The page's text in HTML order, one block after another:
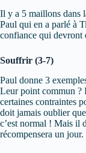
Il y a 5 maillons dans
Paul qui en a parlé à
confiance qui devront
Souffrir (3-7)
Paul donne 3
Leur point commun ?
certaines contraintes
doit jamais oublier
c’est normal ! Mais il
récompensera un jour.